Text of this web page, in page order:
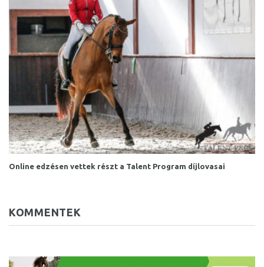
Online edzésen vettek részt a Talent Program díjlovasai
KOMMENTEK